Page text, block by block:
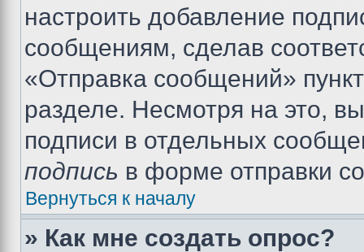
настроить добавление
сообщениям, сделав
«Отправка сообщений»
разделе. Несмотря на это,
подписи в отдельных
подпись в форме отправки
Вернуться к началу
» Как мне создать опрос?